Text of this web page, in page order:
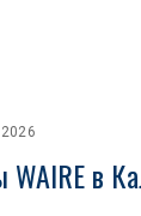
WAIRE в